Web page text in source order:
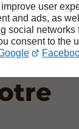
user
and ads, as
social networks
consent to the